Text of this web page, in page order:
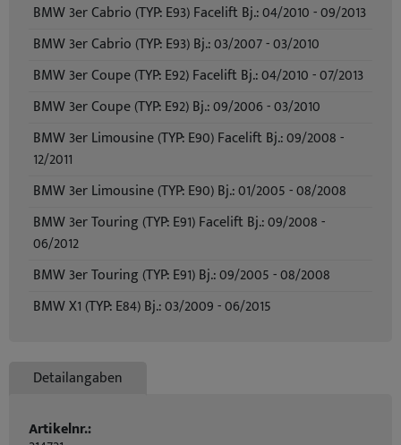
BMW 3er Cabrio (TYP: E93) Facelift Bj.: 04/2010 - 09/2013
BMW 3er Cabrio (TYP: E93) Bj.: 03/2007 - 03/2010
BMW 3er Coupe (TYP: E92) Facelift Bj.: 04/2010 - 07/2013
BMW 3er Coupe (TYP: E92) Bj.: 09/2006 - 03/2010
BMW 3er Limousine (TYP: E90) Facelift Bj.: 09/2008 -
12/2011
BMW 3er Limousine (TYP: E90) Bj.: 01/2005 - 08/2008
BMW 3er Touring (TYP: E91) Facelift Bj.: 09/2008 -
06/2012
BMW 3er Touring (TYP: E91) Bj.: 09/2005 - 08/2008
BMW X1 (TYP: E84) Bj.: 03/2009 - 06/2015
Detailangaben
Artikelnr.: